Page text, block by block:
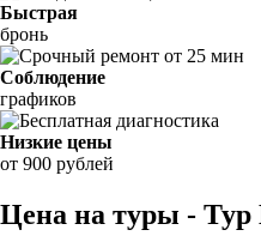
Быстрая
бронь
Соблюдение
графиков
Низкие цены
от 900 рублей
Цена на туры -